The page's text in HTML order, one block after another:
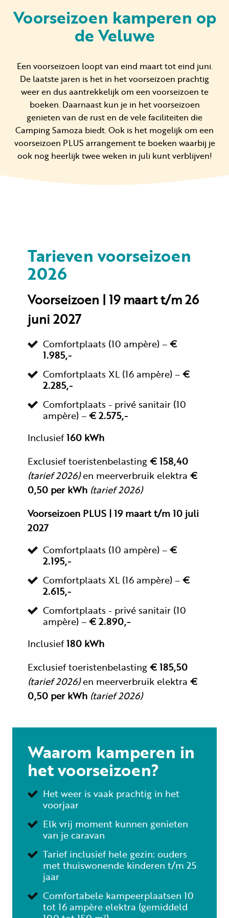
Particulier huren
+31 (0) 577 411 283
Gastinformatie
Contact
Voorseizoen kamperen op
de Veluwe
Een voorseizoen loopt van eind maart tot eind juni.
De laatste jaren is het in het voorseizoen prachtig
weer en dus aantrekkelijk om een voorseizoen te
boeken. Daarnaast kun je in het voorseizoen
genieten van de rust en de vele faciliteiten die
Camping Samoza biedt. Ook is het mogelijk om een
voorseizoen PLUS arrangement te boeken waarbij je
ook nog heerlijk twee weken in juli kunt verblijven!
Tarieven voorseizoen
2026
Voorseizoen | 19 maart t/m 26
juni 2027
Comfortplaats (10 ampère) –€
1.985,-
Comfortplaats XL (16 ampère) –€
2.285,-
Comfortplaats - privé sanitair (10
ampère) –€ 2.575,-
Inclusief160 kWh
Exclusief toeristenbelasting€ 158,40
(tarief 2026)en meerverbruik elektra €
0,50 per kWh (tarief 2026)
Voorseizoen PLUS | 19 maart t/m 10 juli
2027
Comfortplaats (10 ampère) –€
2.195,-
Comfortplaats XL (16 ampère) –€
2.615,-
Comfortplaats - privé sanitair (10
ampère) –€ 2.890,-
Inclusief180 kWh
Exclusief toeristenbelasting€ 185,50
(tarief 2026)en meerverbruik elektra €
0,50 per kWh (tarief 2026)
Waarom kamperen in
het voorseizoen?
Het weer is vaak prachtig in het
voorjaar
Elk vrij moment kunnen genieten
van je caravan
Tarief inclusief hele gezin: ouders
met thuiswonende kinderen t/m 25
jaar
Comfortabele kampeerplaatsen 10
tot 16 ampère elektra (gemiddeld